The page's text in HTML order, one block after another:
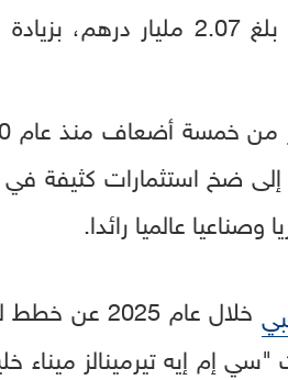
إلى ضخ استثمارات كثيفة
وصناعيا عالميا رائدا.
خلال عام
إم إيه تيرمينالز